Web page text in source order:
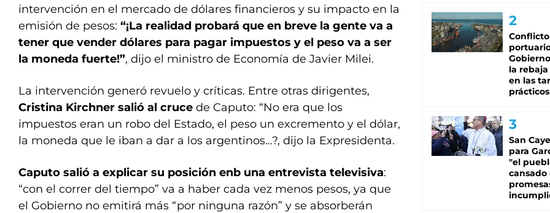
intervención en el mercado de dólares financieros y su impacto en la
emisión de pesos: “¡La realidad probará que en breve la gente va a
tener que vender dólares para pagar impuestos y el peso va a ser
la moneda fuerte!”, dijo el ministro de Economía de Javier Milei.
La intervención generó revuelo y críticas. Entre otras dirigentes,
Cristina Kirchner salió al cruce de Caputo: “No era que los
impuestos eran un robo del Estado, el peso un excremento y el dólar,
la moneda que le iban a dar a los argentinos…?, dijo la Expresidenta.
Caputo salió a explicar su posición enb una entrevista televisiva:
“con el correr del tiempo” va a haber cada vez menos pesos, ya que
el Gobierno no emitirá más “por ninguna razón” y se absorberán
Conflicto
la rebaja
en las
prácticos
San
para
"el
cansado